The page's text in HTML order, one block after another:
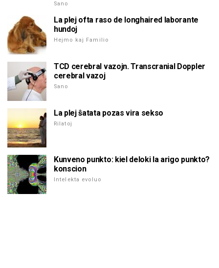
Sano
La plej ofta raso de longhaired laborante
hundoj
Hejmo kaj Familio
TCD cerebral vazojn. Transcranial Doppler
cerebral vazoj
Sano
La plej ŝatata pozas vira sekso
Rilatoj
Kunveno punkto: kiel deloki la arigo punkto?
konscion
Intelekta evoluo